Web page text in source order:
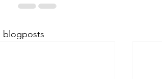
blogposts